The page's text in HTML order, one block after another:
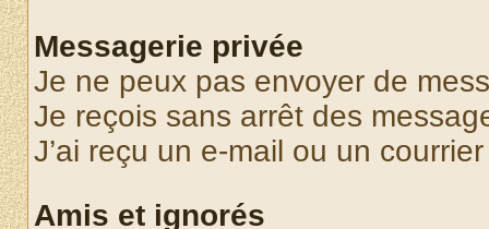
Messagerie privée
Je ne peux pas envoyer de
Je reçois sans arrêt des
J’ai reçu un e-mail ou un
Amis et ignorés